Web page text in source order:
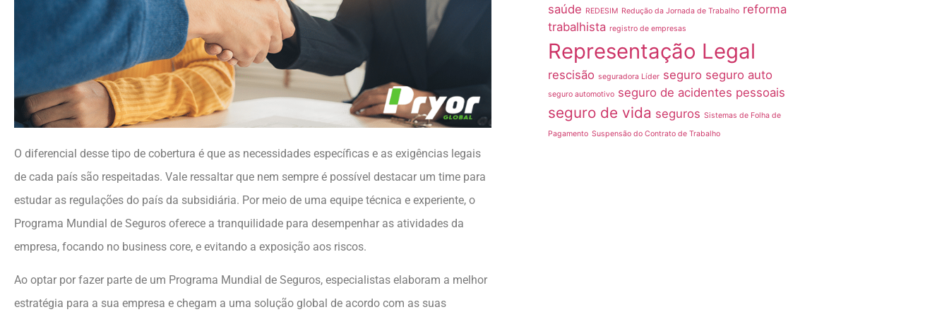
O diferencial desse tipo de cobertura é que as necessidades específicas e as exigências legais
de cada país são respeitadas. Vale ressaltar que nem sempre é possível destacar um time para
estudar as regulações do país da subsidiária. Por meio de uma equipe técnica e experiente, o
Programa Mundial de Seguros oferece a tranquilidade para desempenhar as atividades da
empresa, focando no business core, e evitando a exposição aos riscos.
Ao optar por fazer parte de um Programa Mundial de Seguros, especialistas elaboram a melhor
estratégia para a sua empresa e chegam a uma solução global de acordo com as suas
saúde REDESIM Redução da Jornada de Trabalho reforma
trabalhista registro de empresas
Representação Legal
rescisão seguradora Líder seguro seguro auto
seguro automotivo seguro de acidentes pessoais
seguro de vida seguros Sistemas de Folha de
Pagamento Suspensão do Contrato de Trabalho